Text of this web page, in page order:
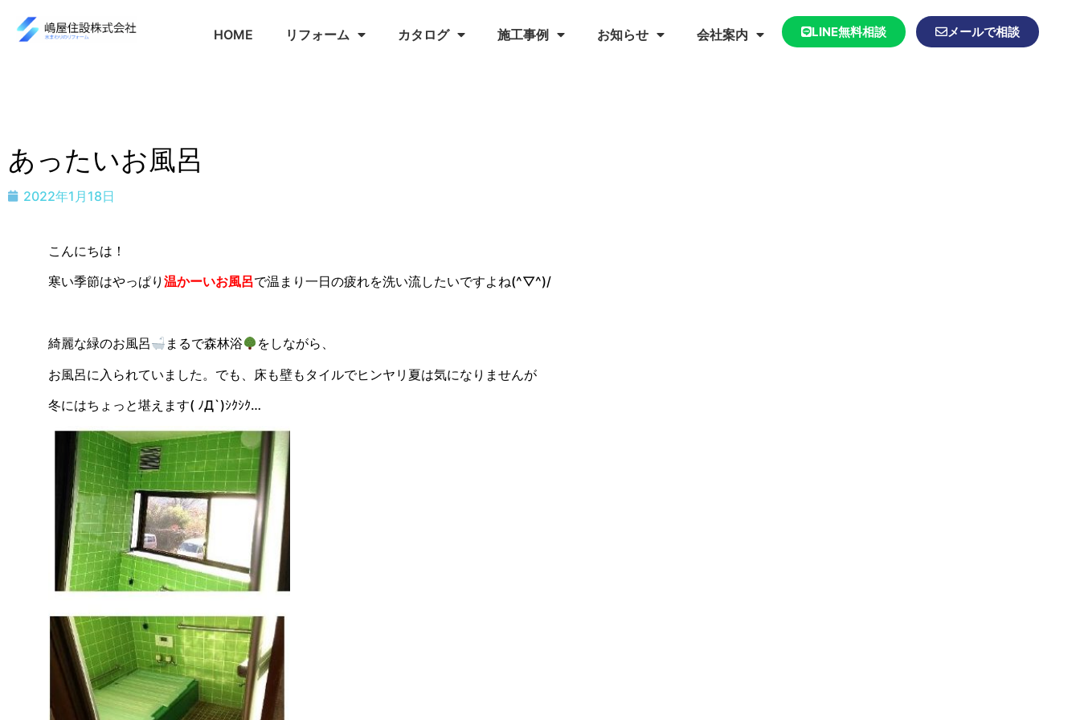
HOME リフォーム カタログ 施工事例 お知らせ 会社案内 LINE無料相談 メールで相談
あったいお風呂
2022年1月18日
こんにちは！
寒い季節はやっぱり 温かーいお風呂で温まり一日の疲れを洗い流したいですよね(^▽^)/
綺麗な緑のお風呂 まるで森林浴
をしながら、
お風呂に入られていました。でも、床も壁もタイルでヒンヤリ夏は気になりませんが
冬にはちょっと堪えます( ﾉД`)ｼｸｼｸ…